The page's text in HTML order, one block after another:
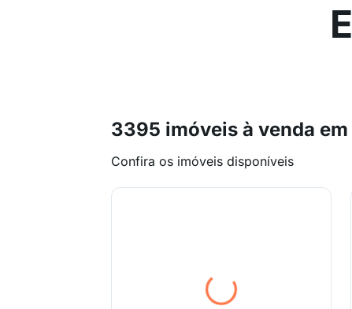
3395 imóveis à venda
Confira os imóveis disponíveis